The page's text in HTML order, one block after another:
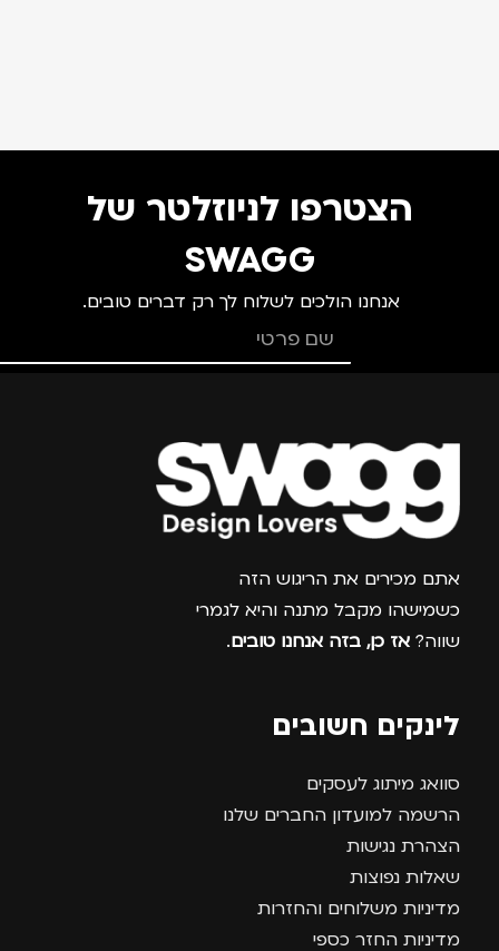
הצטרפו לניוזלטר של
SWAGG
אנחנו הולכים לשלוח לך רק דברים טובים.
צרפו אותי למועדון
אתם מכירים את הריגוש הזה
כשמישהו מקבל מתנה והיא לגמרי
שווה? אז כן, בזה אנחנו טובים.
לינקים חשובים
סוואג מיתוג לעסקים
הרשמה למועדון החברים שלנו
הצהרת נגישות
שאלות נפוצות
מדיניות משלוחים והחזרות
מדיניות החזר כספי